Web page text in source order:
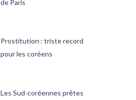
de Paris
Prostitution : triste record
pour les coréens
Les Sud-coréennes prêtes